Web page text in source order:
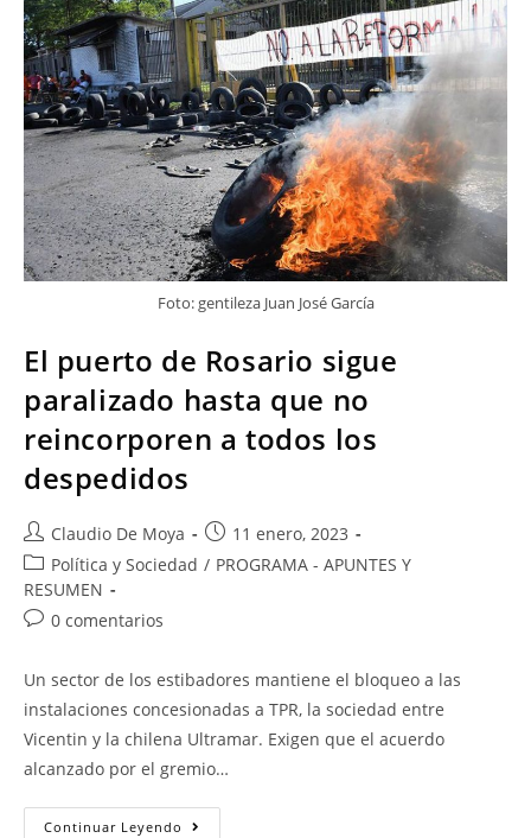
Foto: gentileza Juan José García
El puerto de Rosario sigue
paralizado hasta que no
reincorporen a todos los
despedidos
Claudio De Moya
11 enero, 2023
Política y Sociedad / PROGRAMA - APUNTES Y
RESUMEN
0 comentarios
Un sector de los estibadores mantiene el bloqueo a las
instalaciones concesionadas a TPR, la sociedad entre
Vicentin y la chilena Ultramar. Exigen que el acuerdo
alcanzado por el gremio…
Continuar Leyendo